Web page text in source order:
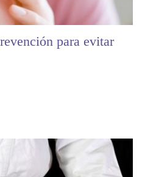
para evitar